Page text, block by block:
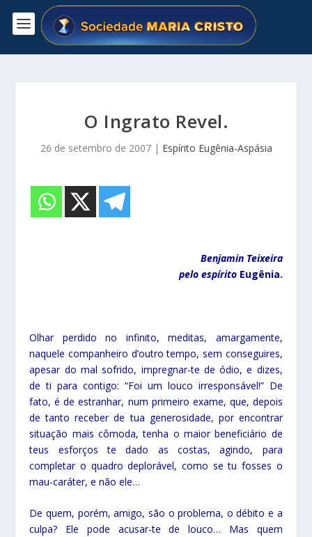
O Ingrato Revel.
26 de setembro de 2007| Espírito Eugênia-Aspásia
Benjamin Teixeira
pelo espíritoEugênia.
Olhar perdido no infinito, meditas, amargamente,
naquele companheiro d’outro tempo, sem conseguires,
apesar do mal sofrido, impregnar-te de ódio, e dizes,
de ti para contigo: “Foi um louco irresponsável!” De
fato, é de estranhar, num primeiro exame, que, depois
de tanto receber de tua generosidade, por encontrar
situação mais cômoda, tenha o maior beneficiário de
teus esforços te dado as costas, agindo, para
completar o quadro deplorável, como se tu fosses o
mau-caráter, e não ele…
De quem, porém, amigo, são o problema, o débito e a
culpa? Ele pode acusar-te de louco… Mas quem